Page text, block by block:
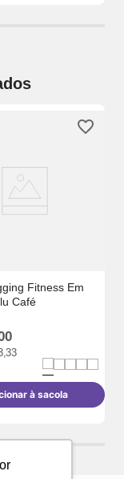
Fitness Em
Café
,33
à sacola